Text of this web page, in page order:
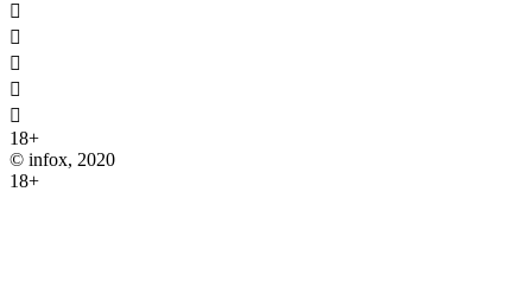





18+
© infox, 2020
18+